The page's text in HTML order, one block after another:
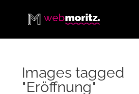
Images tagged
"Eröffnung"